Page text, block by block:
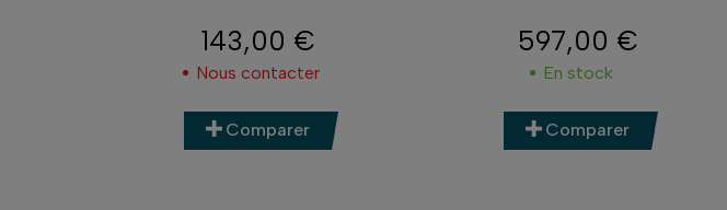
Prix
143,00 €
Nous contacter
Comparer
Prix
597,00 €
En stock
Comparer